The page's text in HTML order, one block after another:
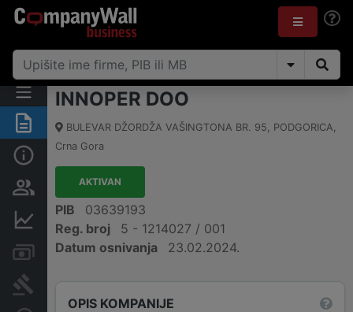
Sažetak
Osobe i vlasništvo
Računi i blokade
Arhiva sudskih objava
INNOPER DOO
BULEVAR DŽORDŽA VAŠINGTONA BR. 95, PODGORICA,
Crna Gora
AKTIVAN
PIB
03639193
Reg. broj
5 - 1214027 / 001
Datum osnivanja
23.02.2024.
OPIS KOMPANIJE